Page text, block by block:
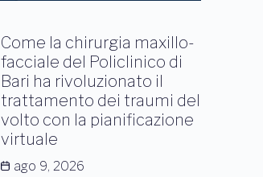
Come la chirurgia maxillo-
facciale del Policlinico di
Bari ha rivoluzionato il
trattamento dei traumi del
volto con la pianificazione
virtuale
ago 9, 2026